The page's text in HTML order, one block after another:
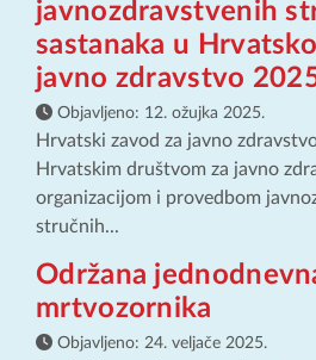
javnozdravstvenih
sastanaka u
javno zdravstvo
Objavljeno: 12. ožujka 2025.
Hrvatski zavod za javno
Hrvatskim društvom za javno
organizacijom i provedbom
stručnih...
Održana
mrtvozornika
Objavljeno: 24. veljače 2025.